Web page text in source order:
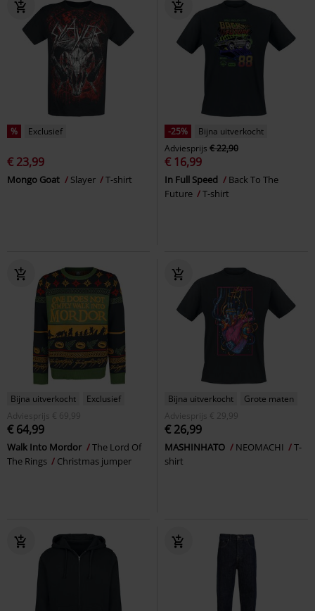
% Exclusief
€ 23,99
Mongo Goat Slayer T-shirt
-25%
Bijna uitverkocht
Adviesprijs € 22,90
€ 16,99
In Full Speed
Back To The
Future
T-shirt
Bijna uitverkocht
Exclusief
Adviesprijs
€ 69,99
€ 64,99
Walk Into Mordor
The Lord Of
The Rings
Christmas jumper
Bijna uitverkocht
Grote maten
Adviesprijs
€ 29,99
€ 26,99
MASHINHATO NEOMACHI
T-
shirt